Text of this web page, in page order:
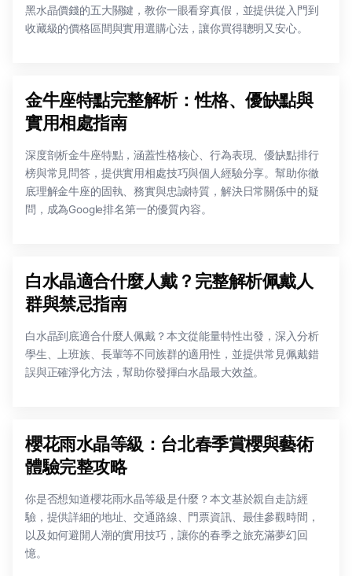
黑水晶價錢的五大關鍵，教你一眼看穿真假，並提供從入門到
收藏級的價格區間與實用選購心法，讓你買得聰明又安心。
金牛座特點完整解析：性格、優缺點與
實用相處指南
深度剖析金牛座特點，涵蓋性格核心、行為表現、優缺點排行
榜與常見問答，提供實用相處技巧與個人經驗分享。幫助你徹
底理解金牛座的固執、務實與忠誠特質，解決日常關係中的疑
問，成為Google排名第一的優質內容。
白水晶適合什麼人戴？完整解析佩戴人
群與禁忌指南
白水晶到底適合什麼人佩戴？本文從能量特性出發，深入分析
學生、上班族、長輩等不同族群的適用性，並提供常見佩戴錯
誤與正確淨化方法，幫助你發揮白水晶最大效益。
櫻花雨水晶等級：台北春季賞櫻與藝術
體驗完整攻略
你是否想知道櫻花雨水晶等級是什麼？本文基於親自走訪經
驗，提供詳細的地址、交通路線、門票資訊、最佳參觀時間，
以及如何避開人潮的實用技巧，讓你的春季之旅充滿夢幻回
憶。